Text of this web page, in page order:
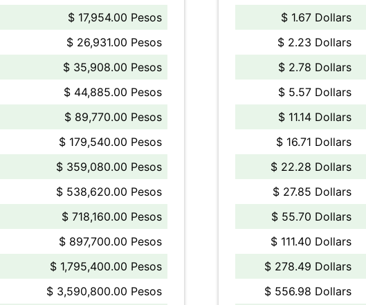
$ 17,954.00 Pesos
$ 26,931.00 Pesos
$ 35,908.00 Pesos
$ 44,885.00 Pesos
$ 89,770.00 Pesos
$ 179,540.00 Pesos
$ 359,080.00 Pesos
$ 538,620.00 Pesos
$ 718,160.00 Pesos
$ 897,700.00 Pesos
$ 1,795,400.00 Pesos
$ 3,590,800.00 Pesos
$ 1.67 Dollars
$ 2.23 Dollars
$ 2.78 Dollars
$ 5.57 Dollars
$ 11.14 Dollars
$ 16.71 Dollars
$ 22.28 Dollars
$ 27.85 Dollars
$ 55.70 Dollars
$ 111.40 Dollars
$ 278.49 Dollars
$ 556.98 Dollars